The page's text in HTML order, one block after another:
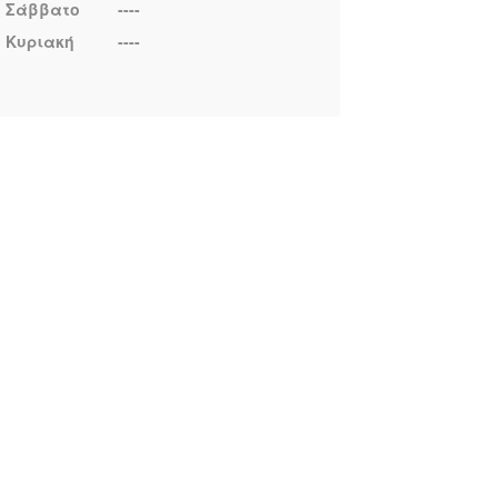
Σάββατο
----
Κυριακή
----